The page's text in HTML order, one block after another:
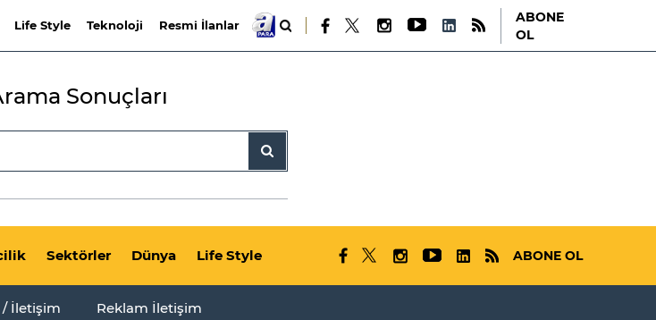
Life Style Teknoloji Resmi İlanlar
ABONE
OL
Sonuçları
Sektörler Dünya Life Style ABONE OL
/ İletişim Reklam İletişim